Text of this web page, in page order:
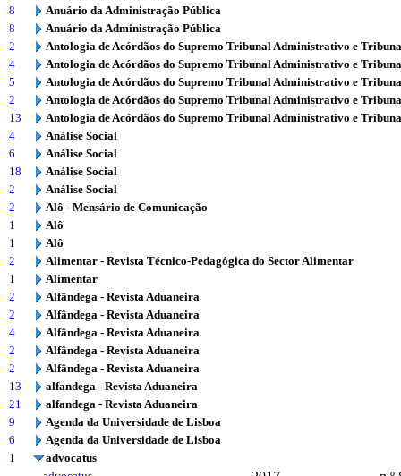
8
Anuário da Administração Pública
8
Anuário da Administração Pública
2
Antologia de Acórdãos do Supremo Tribunal Administrativo e
4
Antologia de Acórdãos do Supremo Tribunal Administrativo e
5
Antologia de Acórdãos do Supremo Tribunal Administrativo e
2
Antologia de Acórdãos do Supremo Tribunal Administrativo e
13
Antologia de Acórdãos do Supremo Tribunal Administrativo e
4
Análise Social
6
Análise Social
18
Análise Social
2
Análise Social
2
Alô - Mensário de Comunicação
1
Alô
1
Alô
2
Alimentar - Revista Técnico-Pedagógica do Sector Alimentar
1
Alimentar
2
Alfândega - Revista Aduaneira
2
Alfândega - Revista Aduaneira
4
Alfândega - Revista Aduaneira
2
Alfândega - Revista Aduaneira
2
Alfândega - Revista Aduaneira
13
alfandega - Revista Aduaneira
21
alfandega - Revista Aduaneira
9
Agenda da Universidade de Lisboa
6
Agenda da Universidade de Lisboa
1
advocatus